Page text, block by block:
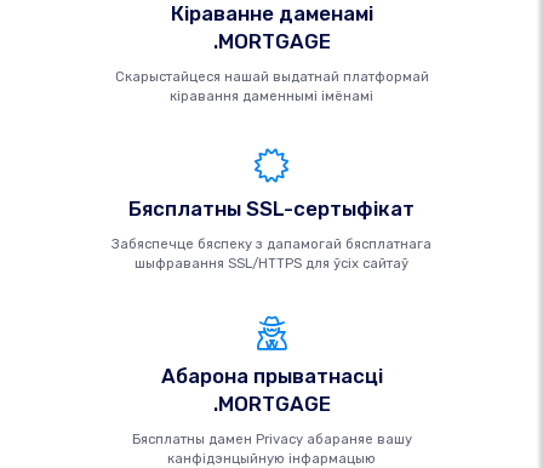
Кіраванне даменамі
.MORTGAGE
Скарыстайцеся нашай выдатнай платформай
кіравання даменнымі імёнамі
Бясплатны SSL-сертыфікат
Забяспечце бяспеку з дапамогай бясплатнага
шыфравання SSL/HTTPS для ўсіх сайтаў
Абарона прыватнасці
.MORTGAGE
Бясплатны дамен Privacy абараняе вашу
канфідэнцыйную інфармацыю